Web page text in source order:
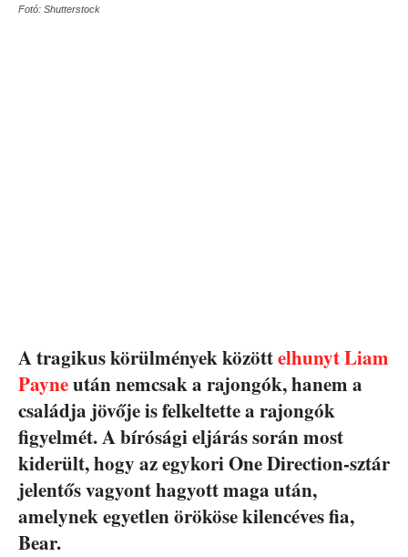
Fotó: Shutterstock
A tragikus körülmények közöttelhunyt Liam
Payneután nemcsak a rajongók, hanem a
családja jövője is felkeltette a rajongók
figyelmét. A bírósági eljárás során most
kiderült, hogy az egykori One Direction-sztár
jelentős vagyont hagyott maga után,
amelynek egyetlen örököse kilencéves fia,
Bear.